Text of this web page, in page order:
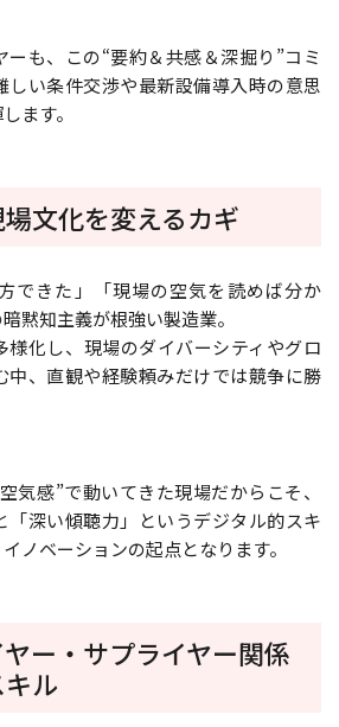
も、この“要約＆共感＆深掘り”コミ
しい条件交渉や最新設備導入時の意思
ます。
文化を変えるカギ
できた」「現場の空気を読めば分か
黙知主義が根強い製造業。
様化し、現場のダイバーシティやグロ
中、直観や経験頼みだけでは競争に勝
気感”で動いてきた現場だからこそ、
「深い傾聴力」というデジタル的スキ
ノベーションの起点となります。
ー・サプライヤー関係
ル